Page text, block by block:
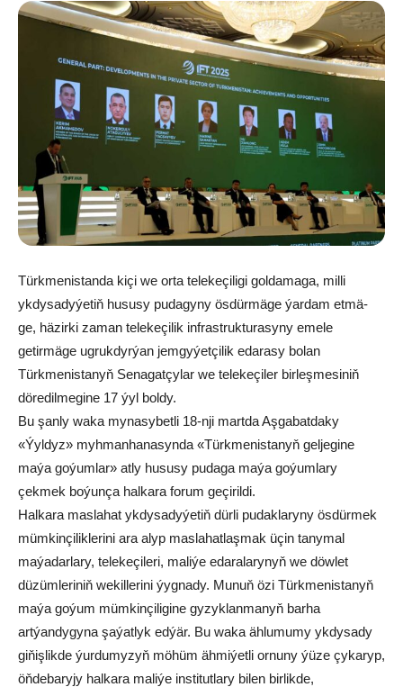
Türkmenistanda kiçi we orta telekeçiligi goldamaga, milli
ykdysadyýetiň hususy pudagyny ösdürmäge ýardam etmä-
ge, häzirki zaman telekeçilik infrastrukturasyny emele
getirmäge ugrukdyrýan jemgyýetçilik edarasy bolan
Türkmenistanyň Senagatçylar we telekeçiler birleşmesiniň
döredilmegine 17 ýyl boldy.
Bu şanly waka mynasybetli 18-nji martda Aşgabatdaky
«Ýyldyz» myhmanhanasynda «Türkmenistanyň geljegine
maýa goýumlar» atly hususy pudaga maýa goýumlary
çekmek boýunça halkara forum geçirildi.
Halkara maslahat ykdysadyýetiň dürli pudaklaryny ösdürmek
mümkinçiliklerini ara alyp maslahatlaşmak üçin tanymal
maýadarlary, telekeçileri, maliýe edaralarynyň we döwlet
düzümleriniň wekillerini ýygnady. Munuň özi Türkmenistanyň
maýa goýum mümkinçiligine gyzyklanmanyň barha
artýandygyna şaýatlyk edýär. Bu waka ählumumy ykdysady
giňişlikde ýurdumyzyň möhüm ähmiýetli ornuny ýüze çykaryp,
öňdebaryjy halkara maliýe institutlary bilen birlikde,